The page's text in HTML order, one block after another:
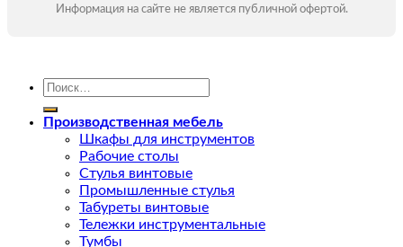
Информация на сайте не является публичной офертой.
Искать:
Производственная мебель
Шкафы для инструментов
Рабочие столы
Стулья винтовые
Промышленные стулья
Табуреты винтовые
Тележки инструментальные
Тумбы